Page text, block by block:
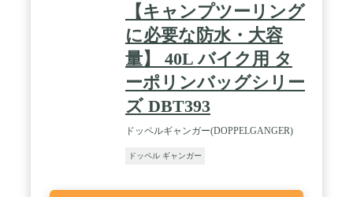
【キャンプツーリング
に必要な防水・大容
量】 40L バイク用 タ
ーポリンバッグシリー
ズ DBT393
ドッペルギャンガー(DOPPELGANGER)
ドッペル ギャンガー